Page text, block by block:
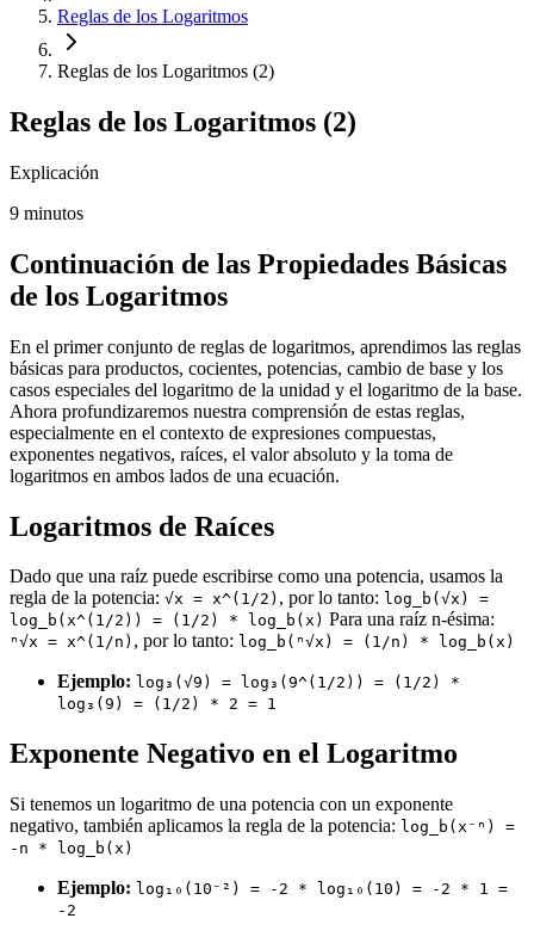
Reglas de los Logaritmos
Reglas de los Logaritmos (2)
Reglas de los Logaritmos (2)
Explicación
9 minutos
Continuación de las Propiedades Básicas
de los Logaritmos
En el primer conjunto de reglas de logaritmos, aprendimos las reglas
básicas para productos, cocientes, potencias, cambio de base y los
casos especiales del logaritmo de la unidad y el logaritmo de la base.
Ahora profundizaremos nuestra comprensión de estas reglas,
especialmente en el contexto de expresiones compuestas,
exponentes negativos, raíces, el valor absoluto y la toma de
logaritmos en ambos lados de una ecuación.
Logaritmos de Raíces
Dado que una raíz puede escribirse como una potencia, usamos la
regla de la potencia: √x = x^(1/2) , por lo tanto: log_b(√x) =
log_b(x^(1/2)) = (1/2) * log_b(x) Para una raíz n-ésima:
ⁿ√x = x^(1/n) , por lo tanto: log_b(ⁿ√x) = (1/n) * log_b(x)
Ejemplo: log₃(√9) = log₃(9^(1/2)) = (1/2) *
log₃(9) = (1/2) * 2 = 1
Exponente Negativo en el Logaritmo
Si tenemos un logaritmo de una potencia con un exponente
negativo, también aplicamos la regla de la potencia: log_b(x⁻ⁿ) =
-n * log_b(x)
Ejemplo: log₁₀(10⁻²) = -2 * log₁₀(10) = -2 * 1 =
-2